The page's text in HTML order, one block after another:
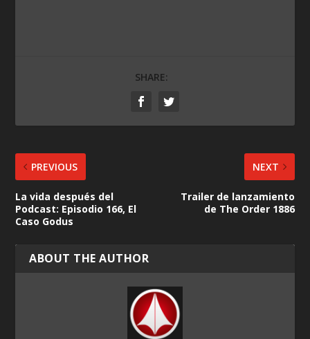
SHARE:
PREVIOUS
La vida después del
Podcast: Episodio 166, El
Caso Godus
NEXT
Trailer de lanzamiento
de The Order 1886
ABOUT THE AUTHOR